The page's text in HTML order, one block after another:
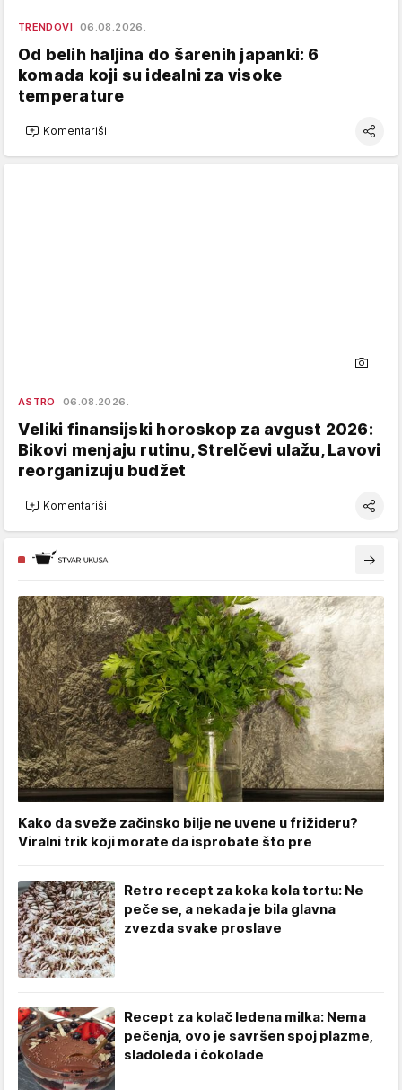
TRENDOVI 06.08.2026.
Od belih haljina do šarenih japanki: 6
komada koji su idealni za visoke
temperature
Komentariši
ASTRO 06.08.2026.
Veliki finansijski horoskop za avgust 2026:
Bikovi menjaju rutinu, Strelčevi ulažu, Lavovi
reorganizuju budžet
Komentariši
Kako da sveže začinsko bilje ne uvene u frižideru?
Viralni trik koji morate da isprobate što pre
Retro recept za koka kola tortu: Ne
peče se, a nekada je bila glavna
zvezda svake proslave
Recept za kolač ledena milka: Nema
pečenja, ovo je savršen spoj plazme,
sladoleda i čokolade